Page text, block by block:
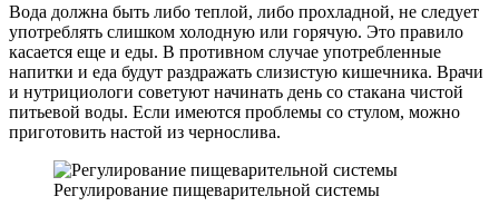
Вода должна быть либо теплой, либо прохладной, не следует
употреблять слишком холодную или горячую. Это правило
касается еще и еды. В противном случае употребленные
напитки и еда будут раздражать слизистую кишечника. Врачи
и нутрициологи советуют начинать день со стакана чистой
питьевой воды. Если имеются проблемы со стулом, можно
приготовить настой из чернослива.
Регулирование пищеварительной системы